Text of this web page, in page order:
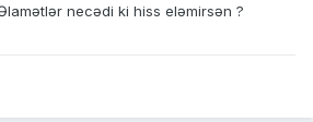
necədi ki hiss eləmirsən ?